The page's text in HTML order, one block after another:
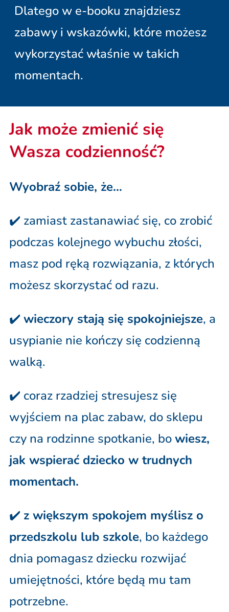
Dlatego w e-booku znajdziesz
zabawy i wskazówki, które możesz
wykorzystać właśnie w takich
momentach.
Jak może zmienić się
Wasza codzienność?
Wyobraź sobie, że…
✔️ zamiast zastanawiać się, co zrobić
podczas kolejnego wybuchu złości,
masz pod ręką rozwiązania, z których
możesz skorzystać od razu.
✔️wieczory stają się spokojniejsze, a
usypianie nie kończy się codzienną
walką.
✔️ coraz rzadziej stresujesz się
wyjściem na plac zabaw, do sklepu
czy na rodzinne spotkanie, bowiesz,
jak wspierać dziecko w trudnych
momentach.
✔️ z większym spokojem myślisz o
przedszkolu lub szkole, bo każdego
dnia pomagasz dziecku rozwijać
umiejętności, które będą mu tam
potrzebne.